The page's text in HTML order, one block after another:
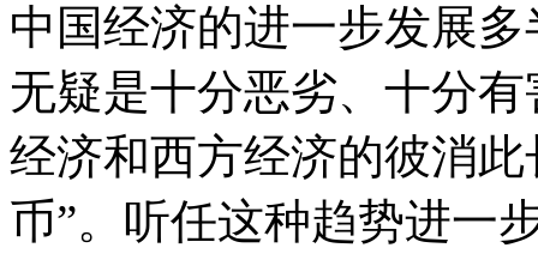
中国经济的进一步发展
无疑是十分恶劣、十分
经济和西方经济的彼消
币”。听任这种趋势进一